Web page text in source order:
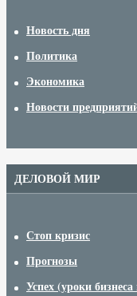
Новость дня
Политика
Экономика
Новости
ДЕЛОВОЙ МИР
Стоп кризис
Прогнозы
Успех (уроки